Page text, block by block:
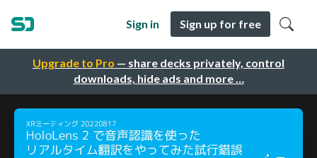
Upgrade to Pro — share decks privately, control
downloads, hide ads and more …
Sign in Sign up for free